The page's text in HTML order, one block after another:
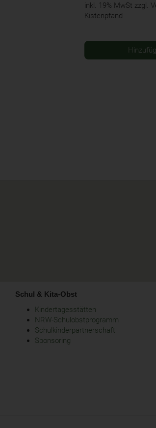
inkl. 19% MwSt zzgl.
Kistenpfand
Schul & Kita-Obst
Kindertagesstätten
NRW-Schulobstprogramm
Schulkinderpartnerschaft
Sponsoring